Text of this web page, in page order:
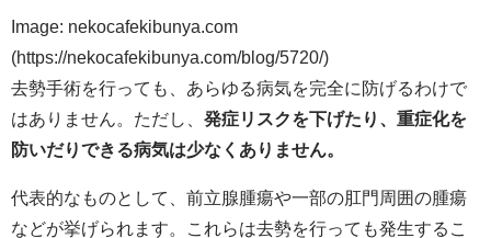
Image: nekocafekibunya.com
(https://nekocafekibunya.com/blog/5720/)
去勢手術を行っても、あらゆる病気を完全に防げるわけで
はありません。ただし、 発症リスクを下げたり、重症化を
防いだりできる病気は少なくありません。
代表的なものとして、前立腺腫瘍や一部の肛門周囲の腫瘍
などが挙げられます。これらは去勢を行っても発生するこ